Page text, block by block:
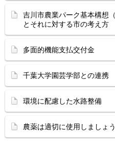
吉川市農業パーク基本構想
とそれに対する市の考え方
多面的機能支払交付金
千葉大学園芸学部との連携
環境に配慮した水路整備
農薬は適切に使用しましょう